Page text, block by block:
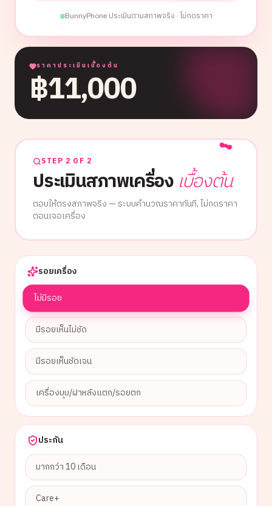
BunnyPhone ประเมินตามสภาพจริง · ไม่กดราคา
ราคาประเมินเบื้องต้น
฿11,000
STEP 2 OF 2
ประเมินสภาพเครื่อง เบื้องต้น
ตอบให้ตรงสภาพจริง — ระบบคำนวณราคาทันที, ไม่กดราคา
ตอนเจอเครื่อง
รอยเครื่อง
ไม่มีรอย
มีรอยเห็นไม่ชัด
มีรอยเห็นชัดเจน
เครื่องบุบ/ฝาหลังแตก/รอยตก
ประกัน
มากกว่า 10 เดือน
Care+